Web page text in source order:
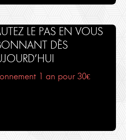
LE PAS EN VOUS
DÈS
1 an pour 30€